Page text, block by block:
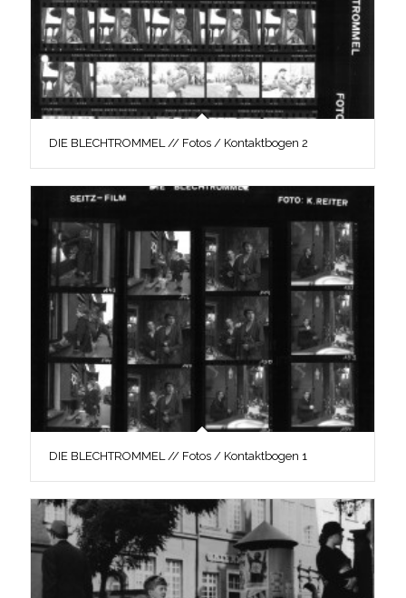
DIE BLECHTROMMEL // Fotos / Kontaktbogen 2
DIE BLECHTROMMEL // Fotos / Kontaktbogen 1